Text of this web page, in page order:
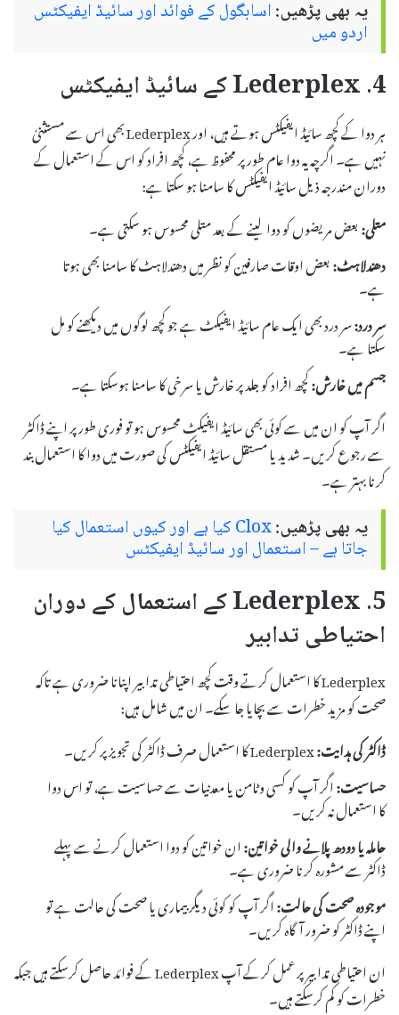
یہ بھی پڑھیں:اسابگول کے فوائد اور سائیڈ ایفیکٹس
اردو میں
4. Lederplex کے سائیڈ ایفیکٹس
ہر دوا کے کچھ سائیڈ ایفیکٹس ہوتے ہیں، اور Lederplex بھی اس سے مستثنیٰ
نہیں ہے۔ اگرچہ یہ دوا عام طور پر محفوظ ہے، کچھ افراد کو اس کے استعمال کے
دوران مندرجہ ذیل سائیڈ ایفیکٹس کا سامنا ہو سکتا ہے:
متلی:بعض مریضوں کو دوا لینے کے بعد متلی محسوس ہو سکتی ہے۔
دھندلاہٹ:بعض اوقات صارفین کو نظر میں دھندلاہٹ کا سامنا بھی ہوتا
ہے۔
سر درد:سر درد بھی ایک عام سائیڈ ایفیکٹ ہے جو کچھ لوگوں میں دیکھنے کو مل
سکتا ہے۔
جسم میں خارش:کچھ افراد کو جلد پر خارش یا سرخی کا سامنا ہوسکتا ہے۔
اگر آپ کو ان میں سے کوئی بھی سائیڈ ایفیکٹ محسوس ہو تو فوری طور پر اپنے ڈاکٹر
سے رجوع کریں۔ شدید یا مستقل سائیڈ ایفیکٹس کی صورت میں دوا کا استعمال بند
کرنا بہتر ہے۔
یہ بھی پڑھیں: Clox کیا ہے اور کیوں استعمال کیا
جاتا ہے – استعمال اور سائیڈ ایفیکٹس
5. Lederplex کے استعمال کے دوران
احتیاطی تدابیر
Lederplex کا استعمال کرتے وقت کچھ احتیاطی تدابیر اپنانا ضروری ہے تاکہ
صحت کو مزید خطرات سے بچایا جا سکے۔ ان میں شامل ہیں:
ڈاکٹر کی ہدایت:
حساسیت:اگر آپ کو کسی وٹامن یا معدنیات سے حساسیت ہے، تو اس دوا
کا استعمال نہ کریں۔
حاملہ یا دودھ پلانے والی خواتین:ان خواتین کو دوا استعمال کرنے سے پہلے
ڈاکٹر سے مشورہ کرنا ضروری ہے۔
موجودہ صحت کی حالت:اگر آپ کو کوئی دیگر بیماری یا صحت کی حالت ہے تو
اپنے ڈاکٹر کو ضرور آگاہ کریں۔
ان احتیاطی تدابیر پر عمل کرکے آپ Lederplex کے فوائد حاصل کرسکتے ہیں جبکہ
خطرات کو کم کرسکتے ہیں۔